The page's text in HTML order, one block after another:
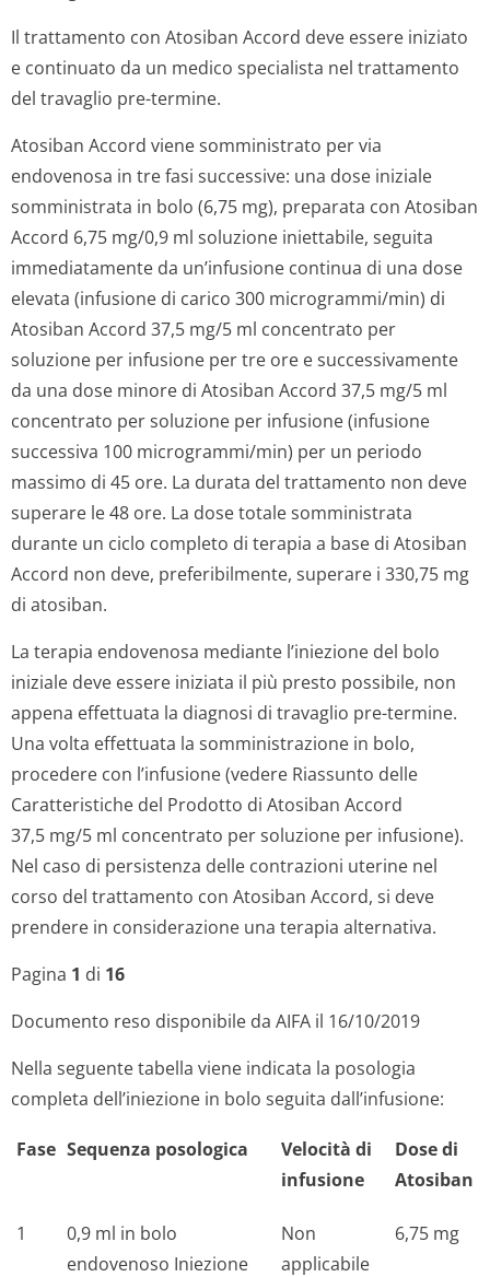
Il trattamento con Atosiban Accord deve essere iniziato
e continuato da un medico specialista nel trattamento
del travaglio pre-termine.
Atosiban Accord viene somministrato per via
endovenosa in tre fasi successive: una dose iniziale
somministrata in bolo (6,75 mg), preparata con Atosiban
Accord 6,75 mg/0,9 ml soluzione iniettabile, seguita
immediatamente da un’infusione continua di una dose
elevata (infusione di carico 300 microgram­mi/min) di
Atosiban Accord 37,5 mg/5 ml concentrato per
soluzione per infusione per tre ore e successivamente
da una dose minore di Atosiban Accord 37,5 mg/5 ml
concentrato per soluzione per infusione (infusione
successiva 100 microgram­mi/min) per un periodo
massimo di 45 ore. La durata del trattamento non deve
superare le 48 ore. La dose totale somministrata
durante un ciclo completo di terapia a base di Atosiban
Accord non deve, preferibilmente, superare i 330,75 mg
di atosiban.
La terapia endovenosa mediante l’iniezione del bolo
iniziale deve essere iniziata il più presto possibile, non
appena effettuata la diagnosi di travaglio pre-termine.
Una volta effettuata la somministrazione in bolo,
procedere con l’infusione (vedere Riassunto delle
Caratteristiche del Prodotto di Atosiban Accord
37,5 mg/5 ml concentrato per soluzione per infusione).
Nel caso di persistenza delle contrazioni uterine nel
corso del trattamento con Atosiban Accord, si deve
prendere in considerazione una terapia alternativa.
Pagina 1 di 16
Documento reso disponibile da AIFA il 16/10/2019
Nella seguente tabella viene indicata la posologia
completa dell’iniezione in bolo seguita dall’infusione:
Fase Sequenza posologica
Velocità di
infusione
Dose di
Atosiban
1
0,9 ml in bolo
endovenoso Iniezione
Non
applicabile
6,75 mg